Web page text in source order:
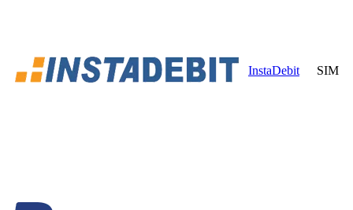
InstaDebit SIM